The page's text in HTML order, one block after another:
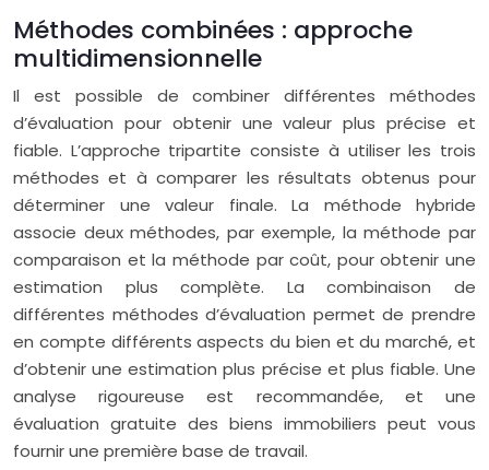
Méthodes combinées : approche
multidimensionnelle
Il est possible de combiner différentes méthodes
d’évaluation pour obtenir une valeur plus précise et
fiable. L’approche tripartite consiste à utiliser les trois
méthodes et à comparer les résultats obtenus pour
déterminer une valeur finale. La méthode hybride
associe deux méthodes, par exemple, la méthode par
comparaison et la méthode par coût, pour obtenir une
estimation plus complète. La combinaison de
différentes méthodes d’évaluation permet de prendre
en compte différents aspects du bien et du marché, et
d’obtenir une estimation plus précise et plus fiable. Une
analyse rigoureuse est recommandée, et une
évaluation gratuite des biens immobiliers peut vous
fournir une première base de travail.